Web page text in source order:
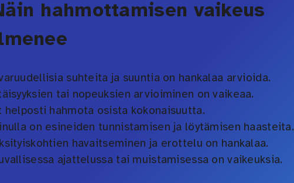
hahmottamisen vaikeus
suhteita ja suuntia on hankalaa arvioida.
tai nopeuksien arvioiminen on vaikeaa.
helposti hahmota osista kokonaisuutta.
on esineiden tunnistamisen ja löytämisen haasteita.
havaitseminen ja erottelu on hankalaa.
ajattelussa tai muistamisessa on vaikeuksia.